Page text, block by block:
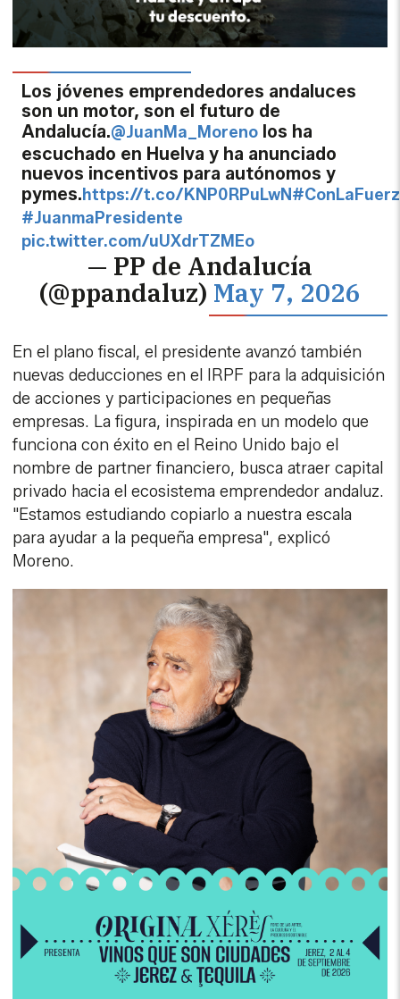
Los jóvenes emprendedores andaluces
son un motor, son el futuro de
Andalucía.@JuanMa_Moreno los ha
escuchado en Huelva y ha anunciado
nuevos incentivos para autónomos y
pymes.https://t.co/KNP0RPuLwN
#JuanmaPresidente
pic.twitter.com/uUXdrTZMEo
— PP de Andalucía
(@ppandaluz) May 7, 2026
En el plano fiscal, el presidente avanzó también
nuevas deducciones en el IRPF para la adquisición
de acciones y participaciones en pequeñas
empresas. La figura, inspirada en un modelo que
funciona con éxito en el Reino Unido bajo el
nombre de partner financiero, busca atraer capital
privado hacia el ecosistema emprendedor andaluz.
"Estamos estudiando copiarlo a nuestra escala
para ayudar a la pequeña empresa", explicó
Moreno.